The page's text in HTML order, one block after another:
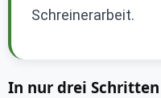
Schreinerarbeit.
In nur drei